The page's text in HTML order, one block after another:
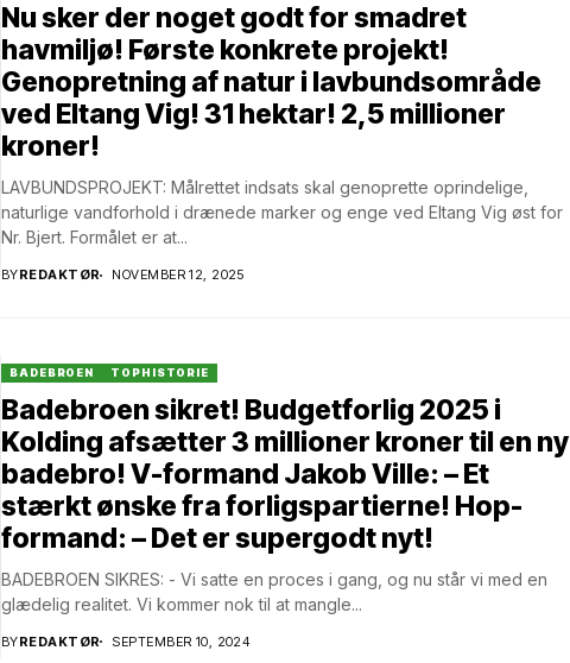
Nu sker der noget godt for smadret
havmiljø! Første konkrete projekt!
Genopretning af natur i lavbundsområde
ved Eltang Vig! 31 hektar! 2,5 millioner
kroner!
LAVBUNDSPROJEKT: Målrettet indsats skal genoprette oprindelige,
naturlige vandforhold i drænede marker og enge ved Eltang Vig øst for
Nr. Bjert. Formålet er at...
BYREDAKTØR NOVEMBER 12, 2025
BADEBROEN TOPHISTORIE
Badebroen sikret! Budgetforlig 2025 i
Kolding afsætter 3 millioner kroner til en ny
badebro! V-formand Jakob Ville: – Et
stærkt ønske fra forligspartierne! Hop-
formand: – Det er supergodt nyt!
BADEBROEN SIKRES: - Vi satte en proces i gang, og nu står vi med en
glædelig realitet. Vi kommer nok til at mangle...
BYREDAKTØR SEPTEMBER 10, 2024